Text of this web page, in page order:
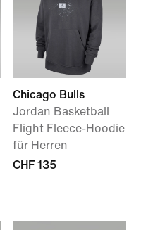
Chicago Bulls
Jordan Basketball
Flight Fleece-Hoodie
für Herren
CHF 135